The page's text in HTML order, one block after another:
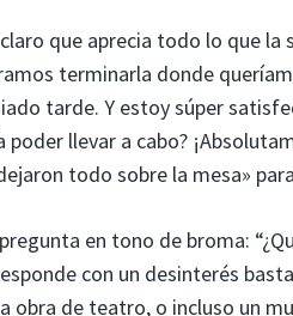
que aprecia todo lo que
terminarla donde
tarde. Y estoy súper
poder llevar a cabo?
todo sobre la mesa»
en tono de broma:
con un desinterés
obra de teatro, o incluso un